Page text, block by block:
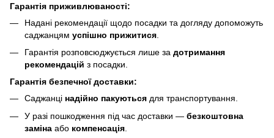
Гарантія приживлюваності:
Надані рекомендації щодо посадки та догляду допоможуть
саджанцям успішно прижитися
Гарантія розповсюджується лише за дотримання
рекомендацій з посадки.
Гарантія безпечної доставки:
Саджанці надійно пакуються для транспортування.
У разі пошкодження під час доставки — безкоштовна
заміна або компенсація